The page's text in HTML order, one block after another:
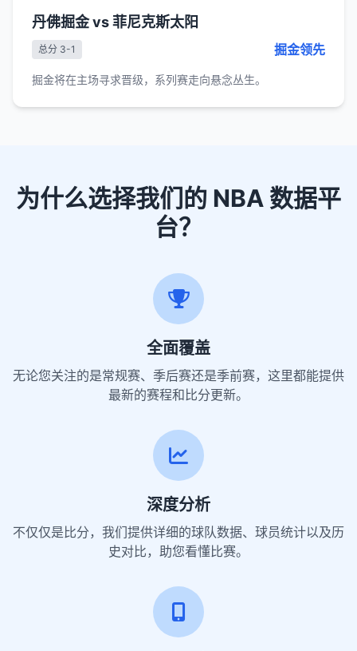
丹佛掘金 vs 菲尼克斯太阳
总分 3-1 掘金领先
掘金将在主场寻求晋级，系列赛走向悬念丛生。
为什么选择我们的 NBA 数据平
台？
全面覆盖
无论您关注的是常规赛、季后赛还是季前赛，这里都能提供
最新的赛程和比分更新。
深度分析
不仅仅是比分，我们提供详细的球队数据、球员统计以及历
史对比，助您看懂比赛。